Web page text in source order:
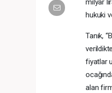
milyar
hukuki
Tanık,
fiyatlar
alan